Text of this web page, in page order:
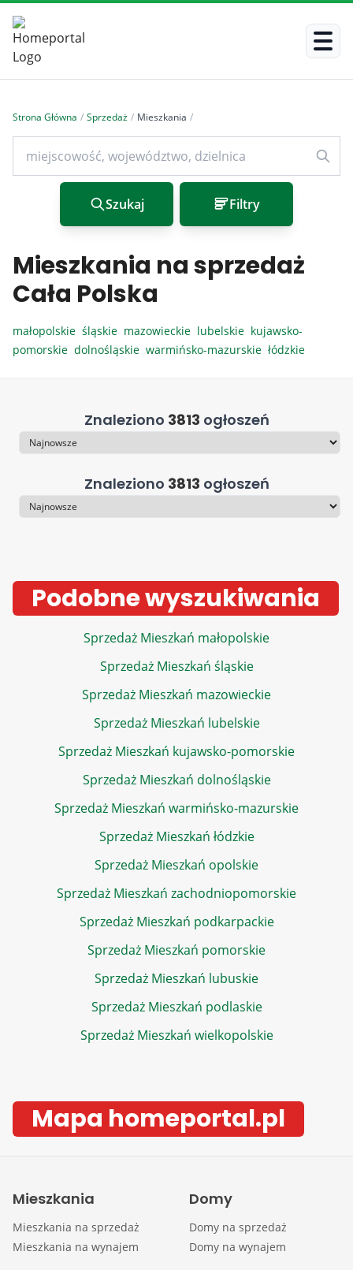
Strona Główna / Sprzedaż / Mieszkania /
Szukaj Filtry
Mieszkania na sprzedaż
Cała Polska
małopolskie śląskie mazowieckie lubelskie kujawsko-
pomorskie dolnośląskie warmińsko-mazurskie łódzkie
Znaleziono 3813 ogłoszeń
Sortowanie
Znaleziono 3813 ogłoszeń
Sortowanie
Podobne wyszukiwania
Sprzedaż Mieszkań małopolskie
Sprzedaż Mieszkań śląskie
Sprzedaż Mieszkań mazowieckie
Sprzedaż Mieszkań lubelskie
Sprzedaż Mieszkań kujawsko-pomorskie
Sprzedaż Mieszkań dolnośląskie
Sprzedaż Mieszkań warmińsko-mazurskie
Sprzedaż Mieszkań łódzkie
Sprzedaż Mieszkań opolskie
Sprzedaż Mieszkań zachodniopomorskie
Sprzedaż Mieszkań podkarpackie
Sprzedaż Mieszkań pomorskie
Sprzedaż Mieszkań lubuskie
Sprzedaż Mieszkań podlaskie
Sprzedaż Mieszkań wielkopolskie
Mapa homeportal.pl
Mieszkania
Mieszkania na sprzedaż
Mieszkania na wynajem
Domy
Domy na sprzedaż
Domy na wynajem